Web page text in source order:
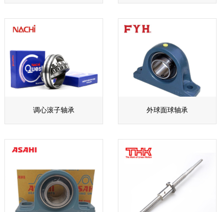
调心滚子轴承 外球面球轴承